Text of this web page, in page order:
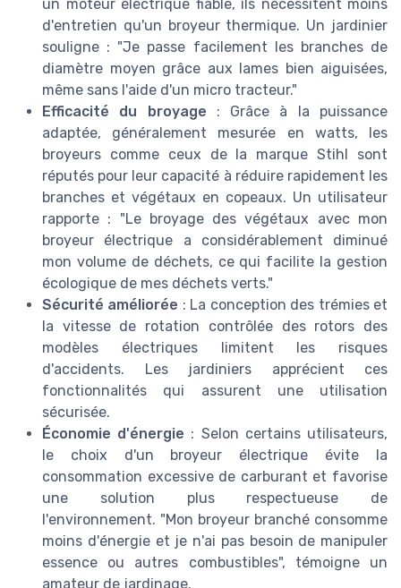
un moteur électrique fiable, ils nécessitent moins
d'entretien qu'un broyeur thermique. Un jardinier
souligne : "Je passe facilement les branches de
diamètre moyen grâce aux lames bien aiguisées,
même sans l'aide d'un micro tracteur."
Efficacité du broyage : Grâce à la puissance
adaptée, généralement mesurée en watts, les
broyeurs comme ceux de la marque Stihl sont
réputés pour leur capacité à réduire rapidement les
branches et végétaux en copeaux. Un utilisateur
rapporte : "Le broyage des végétaux avec mon
broyeur électrique a considérablement diminué
mon volume de déchets, ce qui facilite la gestion
écologique de mes déchets verts."
Sécurité améliorée : La conception des trémies et
la vitesse de rotation contrôlée des rotors des
modèles électriques limitent les risques
d'accidents. Les jardiniers apprécient ces
fonctionnalités qui assurent une utilisation
sécurisée.
Économie d'énergie : Selon certains utilisateurs,
le choix d'un broyeur électrique évite la
consommation excessive de carburant et favorise
une solution plus respectueuse de
l'environnement. "Mon broyeur branché consomme
moins d'énergie et je n'ai pas besoin de manipuler
essence ou autres combustibles", témoigne un
amateur de jardinage.